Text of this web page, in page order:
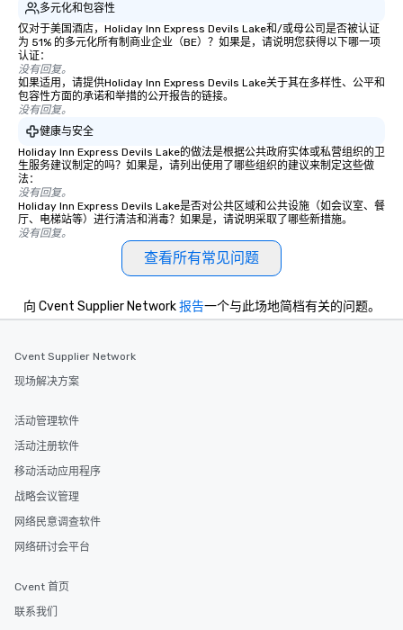
多元化和包容性
仅对于美国酒店，Holiday Inn Express Devils Lake和/或母公司是否被认证
为 51% 的多元化所有制商业企业（BE）？如果是，请说明您获得以下哪一项
认证：
没有回复。
如果适用，请提供Holiday Inn Express Devils Lake关于其在多样性、公平和
包容性方面的承诺和举措的公开报告的链接。
没有回复。
健康与安全
Holiday Inn Express Devils Lake的做法是根据公共政府实体或私营组织的卫
生服务建议制定的吗？如果是，请列出使用了哪些组织的建议来制定这些做
法：
没有回复。
Holiday Inn Express Devils Lake是否对公共区域和公共设施（如会议室、餐
厅、电梯站等）进行清洁和消毒？如果是，请说明采取了哪些新措施。
没有回复。
查看所有常见问题
向 Cvent Supplier Network报告一个与此场地简档有关的问题。
Cvent Supplier Network
现场解决方案
活动管理软件
活动注册软件
移动活动应用程序
战略会议管理
网络民意调查软件
网络研讨会平台
Cvent 首页
联系我们